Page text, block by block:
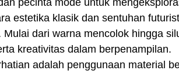
pecinta mode untuk
estetika klasik dan sentuhan
dari warna mencolok hingga
kreativitas dalam berpenampilan.